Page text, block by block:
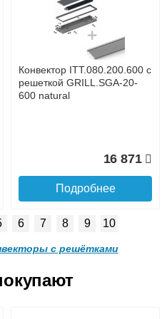
до подъезда
платная
с решеткой GRILL.LGA-20-
1300 natural
27 253
Конвектор ITT.090.200.1000
с решеткой GRILL.LGA-20-
1000 natural
Конвектор ITT.080.200.600 с
решеткой GRILL.SGA-20-
600 natural
16 871
Подробнее
6 7 8 9 10
с решётками